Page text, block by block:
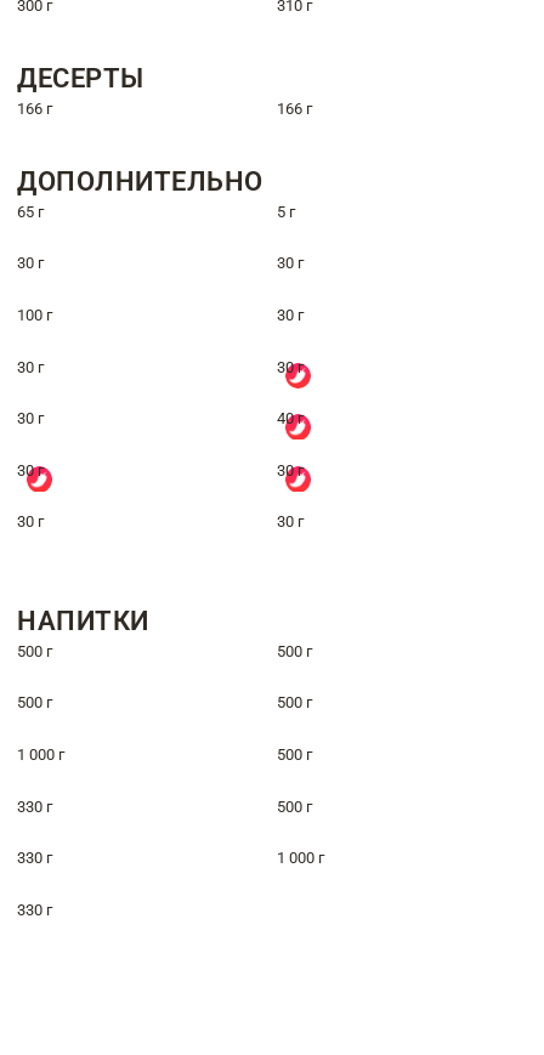
300 г 310 г
ДЕСЕРТЫ
166 г 166 г
ДОПОЛНИТЕЛЬНО
65 г 5 г
30 г 30 г
100 г 30 г
30 г 30 г
30 г 40 г
30 г 30 г
30 г 30 г
НАПИТКИ
500 г 500 г
500 г 500 г
1 000 г 500 г
330 г 500 г
330 г 1 000 г
330 г